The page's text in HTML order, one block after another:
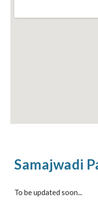
Samajwadi
To be updated soon...